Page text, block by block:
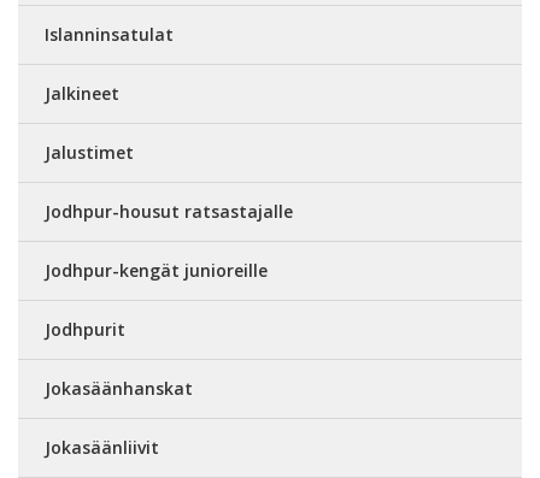
Islanninsatulat
Jalkineet
Jalustimet
Jodhpur-housut ratsastajalle
Jodhpur-kengät junioreille
Jodhpurit
Jokasäänhanskat
Jokasäänliivit